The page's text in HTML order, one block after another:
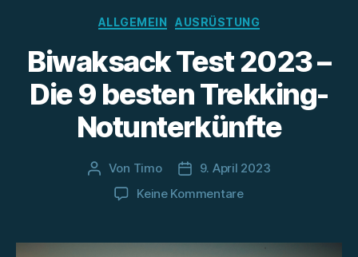
Kategorien
ALLGEMEIN AUSRÜSTUNG
Biwaksack Test 2023 –
Die 9 besten Trekking-
Notunterkünfte
Beitragsautor
Von Timo Beitragsdatum
9. April 2023
Keine Kommentarezu
2023